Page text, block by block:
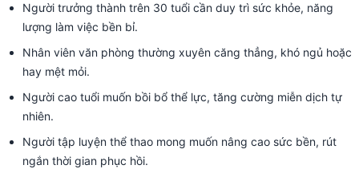
Người trưởng thành trên 30 tuổi cần duy trì sức khỏe, năng
lượng làm việc bền bỉ.
Nhân viên văn phòng thường xuyên căng thẳng, khó ngủ hoặc
hay mệt mỏi.
Người cao tuổi muốn bồi bổ thể lực, tăng cường miễn dịch tự
nhiên.
Người tập luyện thể thao mong muốn nâng cao sức bền, rút
ngắn thời gian phục hồi.